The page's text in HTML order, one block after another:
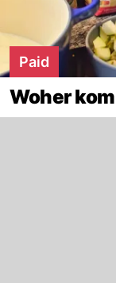
Paid
Woher